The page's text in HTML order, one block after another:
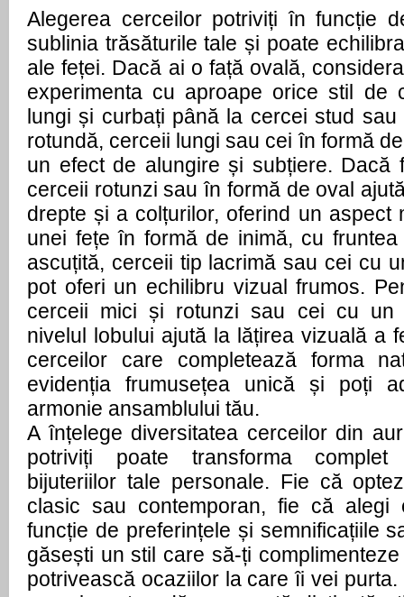
Alegerea cerceilor potriviți în funcție
sublinia trăsăturile tale și poate
ale feței. Dacă ai o față ovală,
experimenta cu aproape orice stil de
lungi și curbați până la cercei stud
rotundă, cerceii lungi sau cei în formă
un efect de alungire și subțiere. Dacă
cerceii rotunzi sau în formă de oval
drepte și a colțurilor, oferind un aspect
unei fețe în formă de inimă, cu
ascuțită, cerceii tip lacrimă sau cei cu
pot oferi un echilibru vizual frumos.
cerceii mici și rotunzi sau cei cu un
nivelul lobului ajută la lățirea vizuală a
cerceilor care completează forma
evidenția frumusețea unică și poți
armonie ansamblului tău.
A înțelege diversitatea cerceilor din
potriviți poate transforma complet
bijuteriilor tale personale. Fie că
clasic sau contemporan, fie că alegi
funcție de preferințele și semnificațiile
găsești un stil care să-ți
potrivească ocaziilor la care îi vei